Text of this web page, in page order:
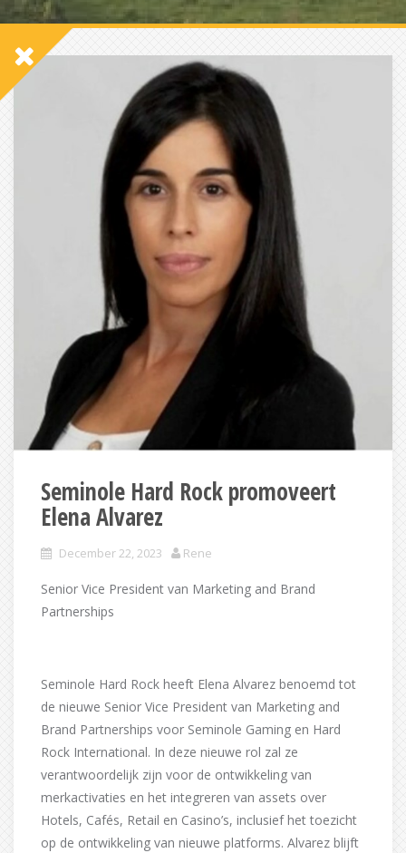
Seminole Hard Rock promoveert
Elena Alvarez
December 22, 2023 Rene
Senior Vice President van Marketing and Brand
Partnerships
Seminole Hard Rock heeft Elena Alvarez benoemd tot
de nieuwe Senior Vice President van Marketing and
Brand Partnerships voor Seminole Gaming en Hard
Rock International. In deze nieuwe rol zal ze
verantwoordelijk zijn voor de ontwikkeling van
merkactivaties en het integreren van assets over
Hotels, Cafés, Retail en Casino’s, inclusief het toezicht
op de ontwikkeling van nieuwe platforms. Alvarez blijft